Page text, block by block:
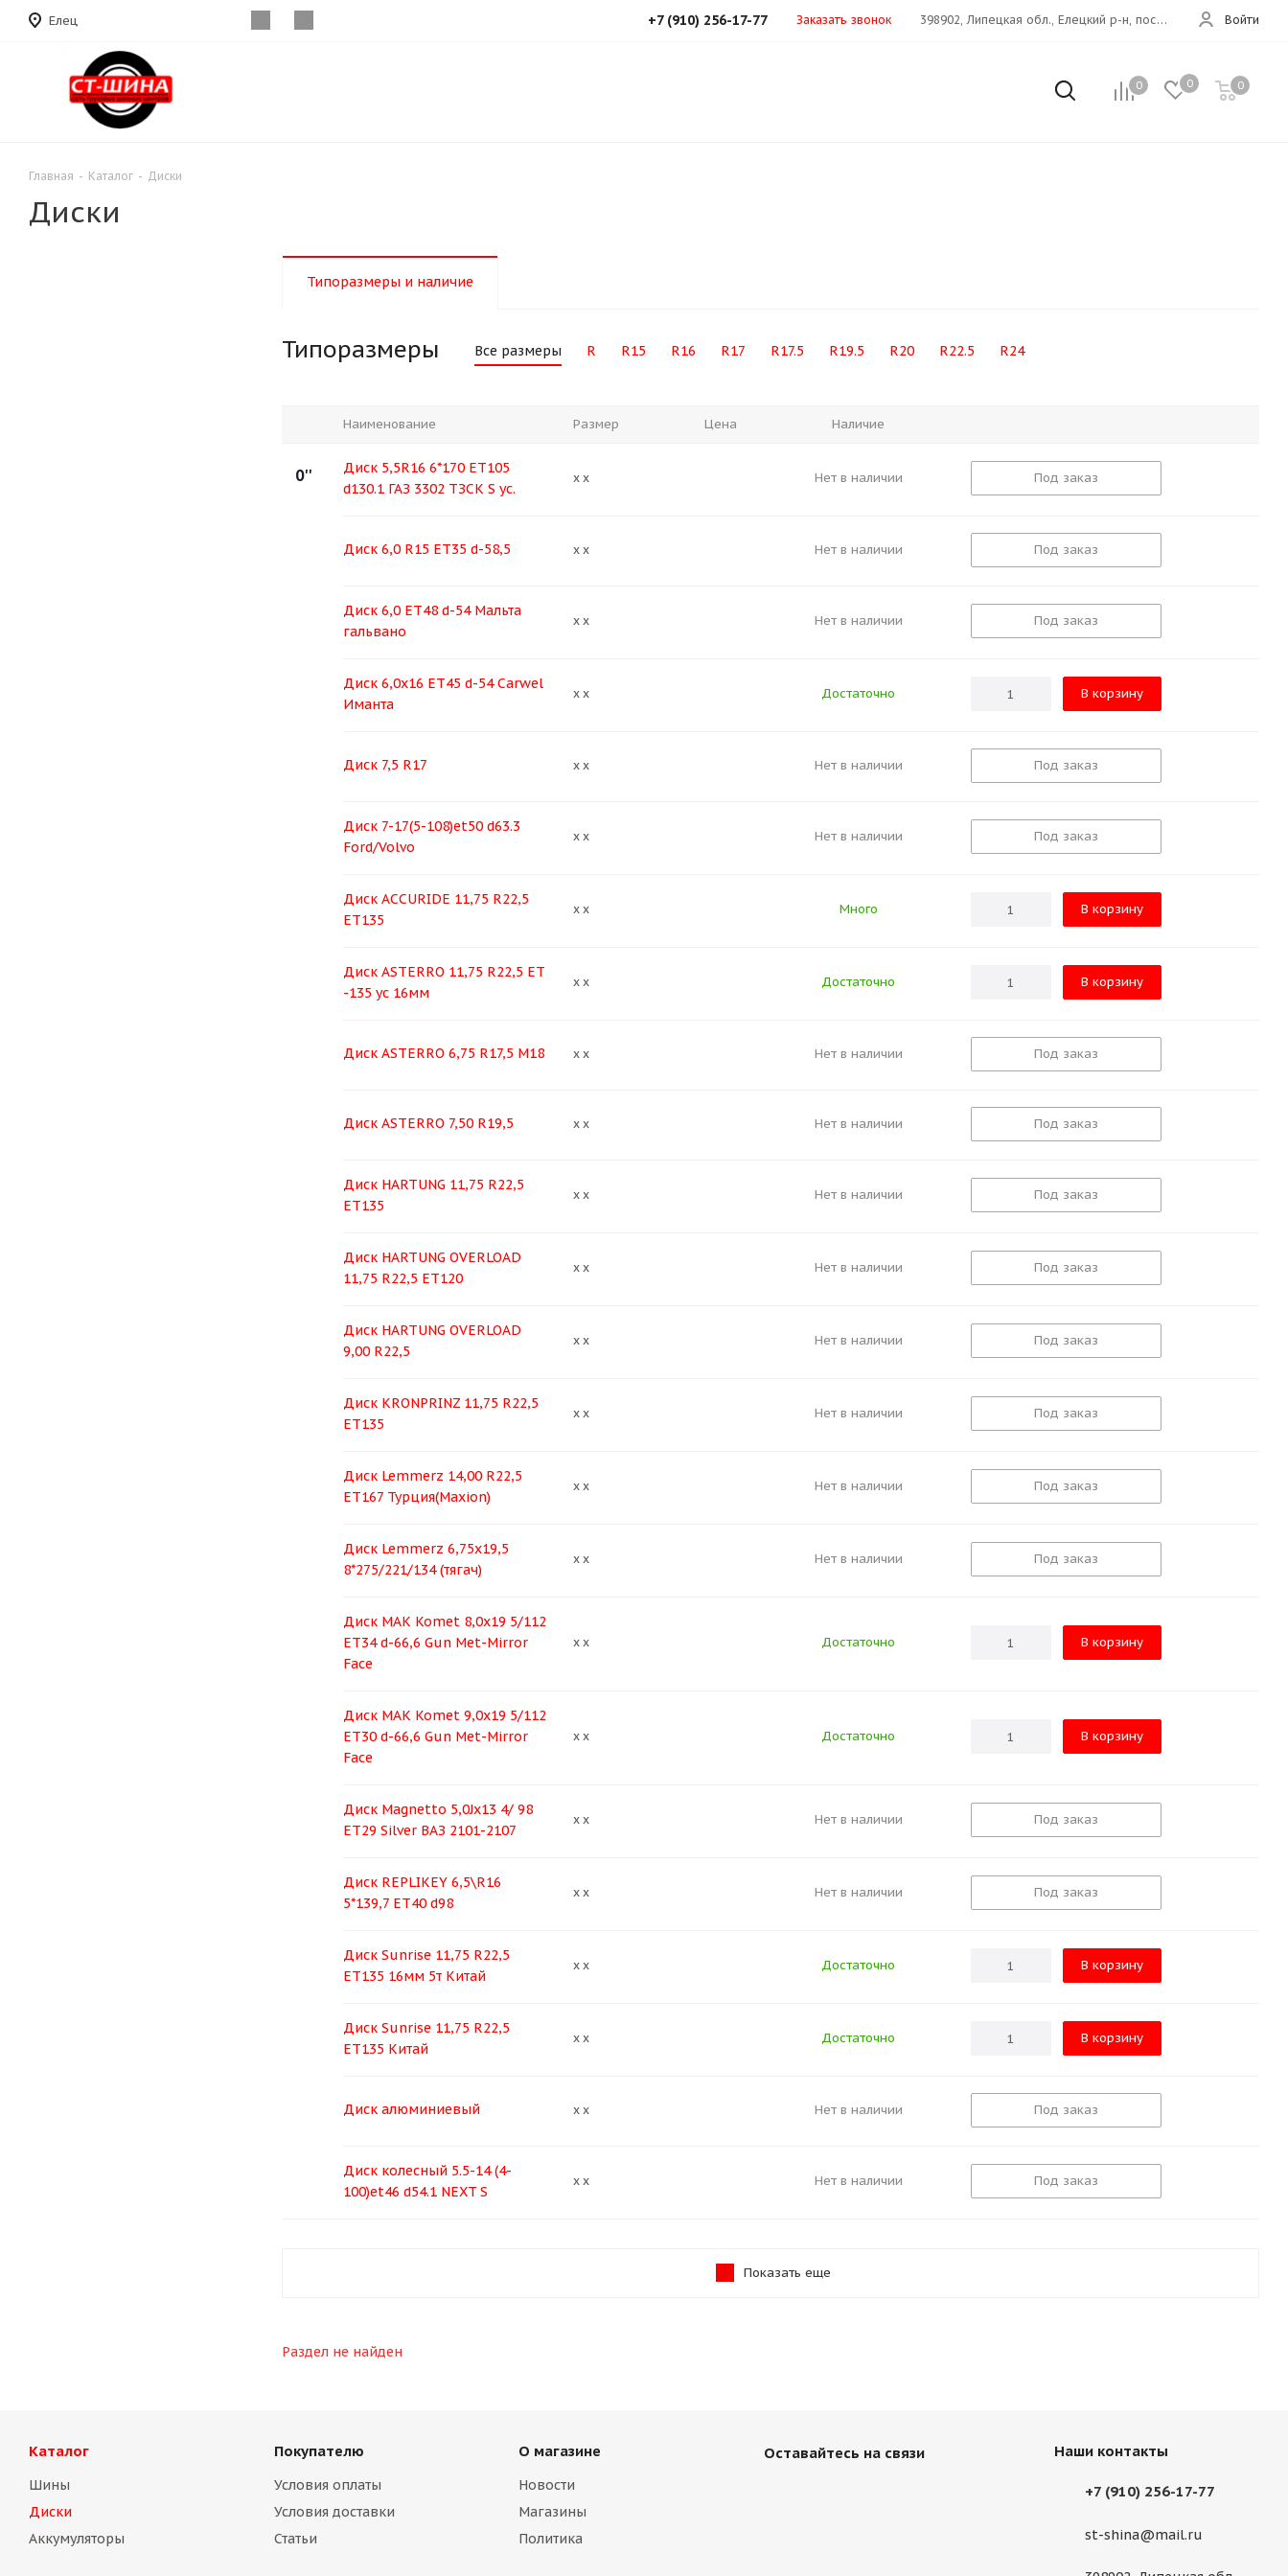
Елец Войти
398902, Липецкая обл., Елецкий р-н, пос.Хмелинец(Дон 373 км)
+7 (910) 256-17-77 Заказать звонок
0 0 0
Главная - Каталог - Диски
Диски
Типоразмеры и наличие
Типоразмеры Все размеры R R15 R16 R17 R17.5 R19.5 R20 R22.5 R24
Наименование Размер Цена Наличие
0''
Диск 5,5R16 6*170 ET105
d130.1 ГАЗ 3302 ТЗСК S ус.
x x Нет в наличии Под заказ
Диск 6,0 R15 ET35 d-58,5 x x Нет в наличии Под заказ
Диск 6,0 ЕТ48 d-54 Мальта
гальвано
x x Нет в наличии Под заказ
Диск 6,0х16 ЕТ45 d-54 Carwel
Иманта
x x Достаточно В корзину
Диск 7,5 R17 x x Нет в наличии Под заказ
Диск 7-17(5-108)et50 d63.3
Ford/Volvo
x x Нет в наличии Под заказ
Диск ACCURIDE 11,75 R22,5
ЕТ135
x x Много В корзину
Диск ASTERRO 11,75 R22,5 ЕТ
-135 ус 16мм
x x Достаточно В корзину
Диск ASTERRO 6,75 R17,5 M18 x x Нет в наличии Под заказ
Диск ASTERRO 7,50 R19,5 x x Нет в наличии Под заказ
Диск HARTUNG 11,75 R22,5
ET135
x x Нет в наличии Под заказ
Диск HARTUNG OVERLOAD
11,75 R22,5 ET120
x x Нет в наличии Под заказ
Диск HARTUNG OVERLOAD
9,00 R22,5
x x Нет в наличии Под заказ
Диск KRONPRINZ 11,75 R22,5
ET135
x x Нет в наличии Под заказ
Диск Lemmerz 14,00 R22,5
ЕТ167 Турция(Maxion)
x x Нет в наличии Под заказ
Диск Lemmerz 6,75х19,5
8*275/221/134 (тягач)
x x Нет в наличии Под заказ
Диск MAK Komet 8,0x19 5/112
ET34 d-66,6 Gun Met-Mirror
Face
x x Достаточно В корзину
Диск MAK Komet 9,0x19 5/112
ET30 d-66,6 Gun Met-Mirror
Face
x x Достаточно В корзину
Диск Magnetto 5,0Jx13 4/ 98
ET29 Silver ВАЗ 2101-2107
x x Нет в наличии Под заказ
Диск RЕPLIKEY 6,5\R16
5*139,7 ET40 d98
x x Нет в наличии Под заказ
Диск Sunrise 11,75 R22,5
ЕТ135 16мм 5т Китай
x x Достаточно В корзину
Диск Sunrise 11,75 R22,5
ЕТ135 Китай
x x Достаточно В корзину
Диск алюминиевый x x Нет в наличии Под заказ
Диск колесный 5.5-14 (4-
100)et46 d54.1 NEXT S
x x Нет в наличии Под заказ
Показать еще
Раздел не найден
Каталог
Шины
Диски
Аккумуляторы
Покупателю
Условия оплаты
Условия доставки
Статьи
О магазине
Новости
Магазины
Политика
Оставайтесь на связи Наши контакты
+7 (910) 256-17-77
st-shina@mail.ru